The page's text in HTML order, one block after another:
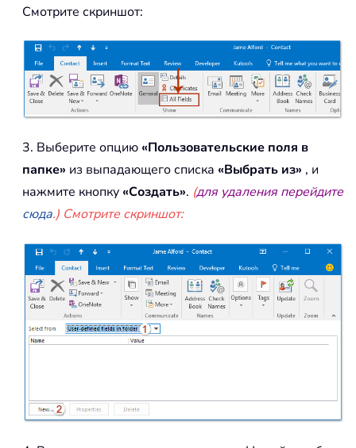
Смотрите скриншот:
3. Выберите опцию «Пользовательские поля в
папке» из выпадающего списка «Выбрать из» , и
нажмите кнопку «Создать». (для удаления перейдите
сюда.) Смотрите скриншот: